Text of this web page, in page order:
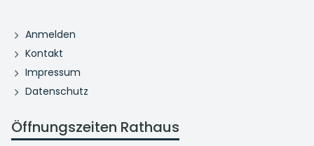
Anmelden
Kontakt
Impressum
Datenschutz
Öffnungszeiten Rathaus